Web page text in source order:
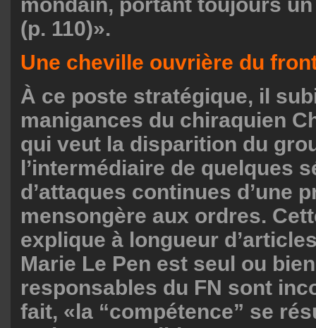
(p. 110)».
Une cheville ouvrière du
À ce poste stratégique, il
manigances du chiraquien
qui veut la disparition du
l’intermédiaire de quelques
d’attaques continues d’une
mensongère aux ordres.
explique à longueur
Marie Le Pen est seul ou
responsables du FN sont
fait, «la “compétence” se